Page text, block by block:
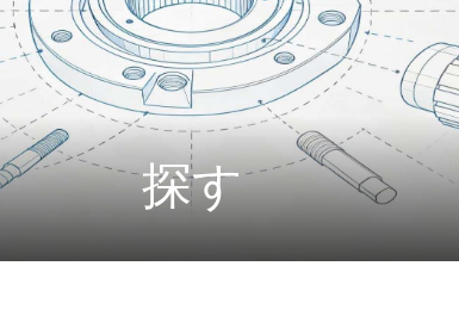
探す